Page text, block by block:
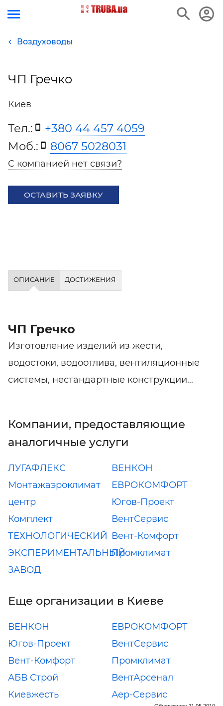
Воздуховоды
ЧП Гречко
Киев
Тел.:
+380 44 457 4059
Моб.:
8067 5028031
С компанией нет связи?
ОСТАВИТЬ ЗАЯВКУ
ОПИСАНИЕ ДОСТИЖЕНИЯ
ЧП Гречко
Изготовление изделий из жести,
водостоки, водоотлива, вентиляционные
системы, нестандартные конструкции...
Компании, предоставляющие
аналогичные услуги
ЛУГАФЛЕКС
ВЕНКОН
Монтажаэроклимат
центр
ЕВРОКОМФОРТ
Югов-Проект
Комплект
ВентСервис
ТЕХНОЛОГИЧЕСКИЙ
ЭКСПЕРИМЕНТАЛЬНЫЙ
ЗАВОД
Вент-Комфорт
Промклимат
Еще организации в Киеве
ВЕНКОН
ЕВРОКОМФОРТ
Югов-Проект
ВентСервис
Вент-Комфорт
Промклимат
АБВ Строй
ВентАрсенал
Киевжесть
Аер-Сервис